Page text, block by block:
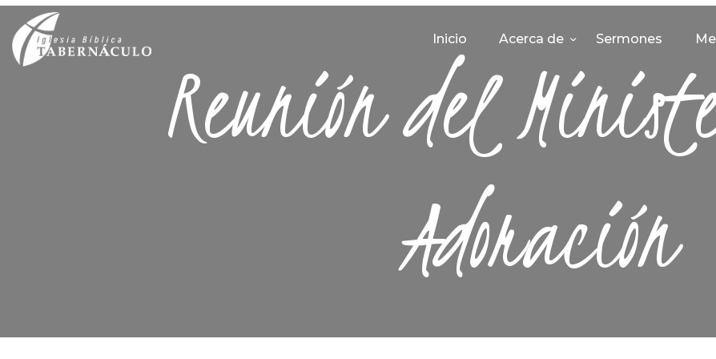
Inicio Acerca de Sermones
Reunión del
Adoración
ACERCA DE
SERMONES
MEDIA